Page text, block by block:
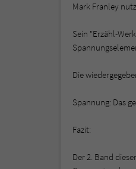
Mark Franley
Sein "Erzähl-
Die
Spannung: Das
Fazit:
Der 2. Band